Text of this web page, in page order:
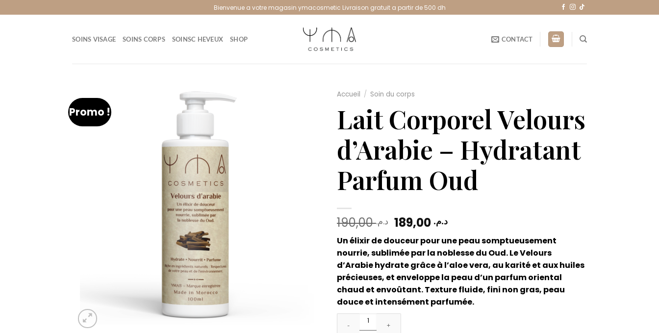
Bienvenue a votre magasin ymacosmetic Livraison gratuit a partir de 500 dh
SOINS VISAGE SOINS CORPS SOINSC HEVEUX SHOP CONTACT
Promo !
Accueil / Soin du corps
Lait Corporel Velours
d’Arabie – Hydratant
Parfum Oud
د.م.190,00 د.م.
Un élixir de douceur pour une peau somptueusement
nourrie, sublimée par la noblesse du Oud. Le Velours
d’Arabie hydrate grâce à l’aloe vera, au karité et aux huiles
précieuses, et enveloppe la peau d’un parfum oriental
chaud et envoûtant. Texture fluide, fini non gras, peau
douce et intensément parfumée.